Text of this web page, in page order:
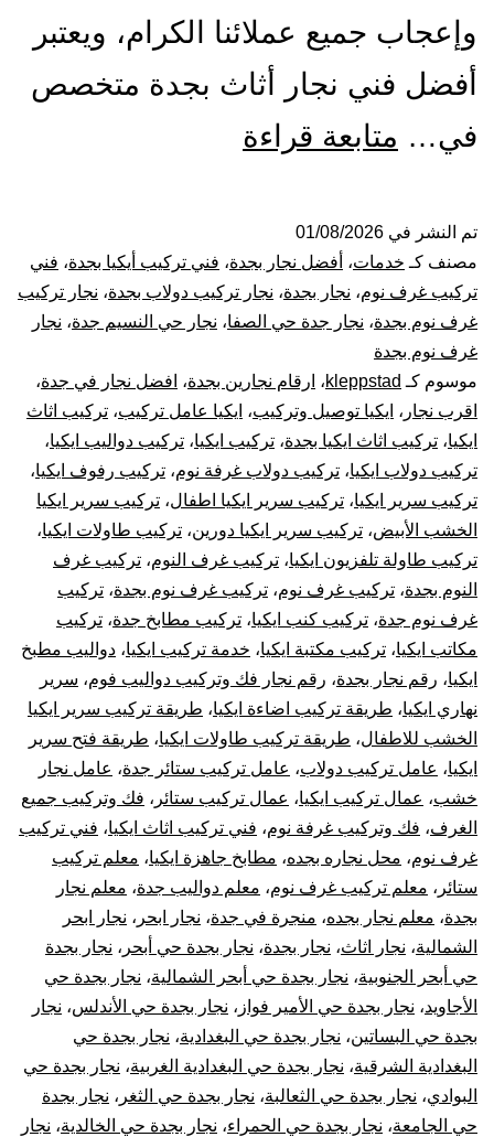
وإعجاب جميع عملائنا الكرام، ويعتبر
أفضل فني نجار أثاث بجدة متخصص
في… متابعة قراءة
|
فك
وتركيب
غرف
دولاب
قطع
أثاث
أيكيا
صيانة
وإصلاح
الأبواب
تم النشر في 01/08/2026
مصنف كـ خدمات، أفضل نجار بجدة، فني تركيب أيكيا بجدة، فني
تركيب غرف نوم، نجار بجدة، نجار تركيب دولاب بجدة، نجار تركيب
غرف نوم بجدة، نجار جدة حي الصفا، نجار حي النسيم جدة، نجار
غرف نوم بجدة
موسوم كـ kleppstad، ارقام نجارين بجدة، افضل نجار في جدة،
اقرب نجار ، ايكيا توصيل وتركيب، ايكيا عامل تركيب، تركيب اثاث
ايكيا، تركيب اثاث ايكيا بجدة، تركيب ايكيا، تركيب دواليب ايكيا،
تركيب دولاب ايكيا، تركيب دولاب غرفة نوم، تركيب رفوف ايكيا،
تركيب سرير ايكيا، تركيب سرير ايكيا اطفال، تركيب سرير ايكيا
الخشب الأبيض، تركيب سرير ايكيا دورين، تركيب طاولات ايكيا،
تركيب طاولة تلفزيون ايكيا، تركيب غرف النوم، تركيب غرف
النوم بجدة، تركيب غرف نوم، تركيب غرف نوم بجدة، تركيب
غرف نوم جدة، تركيب كنب ايكيا، تركيب مطابخ جدة، تركيب
مكاتب ايكيا، تركيب مكتبة ايكيا، خدمة تركيب ايكيا، دواليب مطبخ
ايكيا، رقم نجار بجدة، رقم نجار فك وتركيب دواليب فوم، سرير
نهاري ايكيا، طريقة تركيب اضاءة ايكيا، طريقة تركيب سرير ايكيا
الخشب للاطفال، طريقة تركيب طاولات ايكيا، طريقة فتح سرير
ايكيا، عامل تركيب دولاب، عامل تركيب ستائر جدة، عامل نجار
خشب، عمال تركيب ايكيا، عمال تركيب ستائر ، فك وتركيب جميع
الغرف، فك وتركيب غرفة نوم، فني تركيب اثاث ايكيا، فني تركيب
غرف نوم، محل نجاره بجده، مطابخ جاهزة ايكيا، معلم تركيب
ستائر ، معلم تركيب غرف نوم، معلم دواليب جدة، معلم نجار
بجدة، معلم نجار بجده، منجرة في جدة، نجار ابحر ، نجار ابحر
الشمالية، نجار اثاث، نجار بجدة، نجار بجدة حي أبحر ، نجار بجدة
حي أبحر الجنوبية، نجار بجدة حي أبحر الشمالية، نجار بجدة حي
الأجاويد، نجار بجدة حي الأمير فواز ، نجار بجدة حي الأندلس، نجار
بجدة حي البساتين، نجار بجدة حي البغدادية، نجار بجدة حي
البغدادية الشرقية، نجار بجدة حي البغدادية الغربية، نجار بجدة حي
البوادي، نجار بجدة حي الثعالبة، نجار بجدة حي الثغر ، نجار بجدة
حي الجامعة، نجار بجدة حي الحمراء، نجار بجدة حي الخالدية، نجار